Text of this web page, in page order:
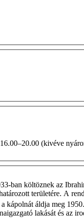
16.00–20.00 (kivéve
ban költöznek az
területére. A
kápolnát áldja meg
lakását és az